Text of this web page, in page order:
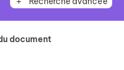
document